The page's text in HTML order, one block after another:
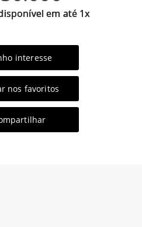
em até 1x
interesse
nos favoritos